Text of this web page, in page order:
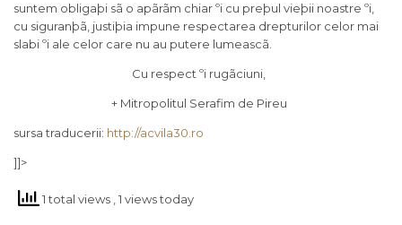
suntem obligaþi sã o apãrãm chiar ºi cu preþul vieþii noastre ºi,
cu siguranþã, justiþia impune respectarea drepturilor celor mai
slabi ºi ale celor care nu au putere lumeascã.
Cu respect ºi rugãciuni,
+ Mitropolitul Serafim de Pireu
sursa traducerii: http://acvila30.ro
]]>
1 total views , 1 views today